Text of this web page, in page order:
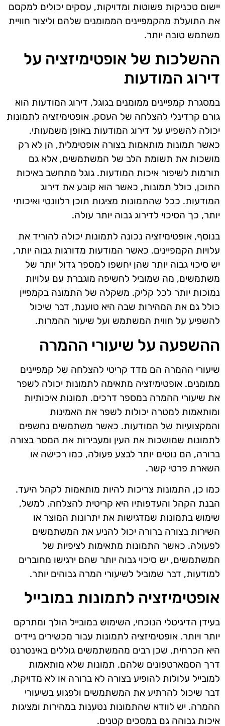
יישום טכניקות פשוטות ומדויקות, עסקים יכולים למקסם
את התועלת מהקמפיינים הממומנים שלהם וליצור חוויית
משתמש טובה יותר.
ההשלכות של אופטימיזציה על
דירוג המודעות
במסגרת קמפיינים ממומנים בגוגל, דירוג המודעות הוא
גורם קרדינלי להצלחה של העסק. אופטימיזציה לתמונות
יכולה להשפיע על דירוג המודעות באופן משמעותי.
כאשר תמונות מותאמות בצורה אופטימלית, הן לא רק
מושכות את תשומת הלב של המשתמשים, אלא גם
תורמות לשיפור איכות המודעות. גוגל מתחשב באיכות
התוכן, כולל תמונות, כאשר הוא קובע את דירוג
המודעות. ככל שהתמונות מציגות תוכן רלוונטי ואיכותי
יותר, כך הסיכוי לדירוג גבוה יותר עולה.
בנוסף, אופטימיזציה נכונה לתמונות יכולה להוריד את
עלויות הקמפיינים. כאשר המודעות מדורגות גבוה יותר,
יש סיכוי גבוה יותר שהן יחשפו למספר גדול יותר של
משתמשים, מה שמוביל לחשיפה מוגברת עם עלויות
נמוכות יותר לכל קליק. משקלה של התמונה בקמפיין
כולל גם את המהירות שבה היא טוענת, דבר שיכול
להשפיע על חווית המשתמש ועל שיעור ההמרות.
ההשפעה על שיעורי ההמרה
שיעורי ההמרה הם מדד קריטי להצלחה של קמפיינים
ממומנים. אופטימיזציה מתאימה לתמונות יכולה לשפר
את שיעורי ההמרה במספר דרכים. תמונות איכותיות
ומותאמות למטרה יכולות לשפר את האמינות
והמקצועיות של המודעות. כאשר משתמשים נחשפים
לתמונות שמושכות את העין ומעבירות את המסר בצורה
ברורה, הם נוטים יותר לבצע פעולה, כמו רכישה או
השארת פרטי קשר.
כמו כן, התמונות צריכות להיות מותאמות לקהל היעד.
הבנת הקהל והעדפותיו היא קריטית להצלחה. למשל,
שימוש בתמונות שמדגישות את יתרונות המוצר או
השירות בצורה ברורה יכול להניע את המשתמשים
לפעולה. כאשר התמונות מתאימות לציפיות של
המשתמשים, יש סיכוי גבוה יותר שהם ירגישו מחוברים
למודעות, דבר שמוביל לשיעורי המרה גבוהים יותר.
אופטימיזציה לתמונות במובייל
בעידן הדיגיטלי הנוכחי, השימוש במובייל הולך ומתרקם
יותר ויותר. אופטימיזציה לתמונות עבור מכשירים ניידים
היא הכרחית, שכן רבים מהמשתמשים גוללים באינטרנט
דרך הסמארטפונים שלהם. תמונות שלא מותאמות
למובייל עלולות להופיע בצורה לא ברורה או לא מדויקת,
דבר שיכול להרתיע את המשתמשים ולפגוע בשיעורי
ההמרה. יש לוודא שהתמונות נטענות במהירות ומציגות
איכות גבוהה גם במסכים קטנים.